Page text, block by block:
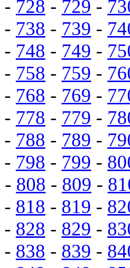
- 728 - 729 -
- 738 - 739 -
- 748 - 749 -
- 758 - 759 -
- 768 - 769 -
- 778 - 779 -
- 788 - 789 -
- 798 - 799 -
- 808 - 809 -
- 818 - 819 -
- 828 - 829 -
- 838 - 839 -